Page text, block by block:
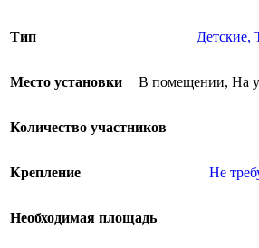
Тип Детские,
Место установки В помещении, На
Количество участников
Крепление Не
Необходимая площадь